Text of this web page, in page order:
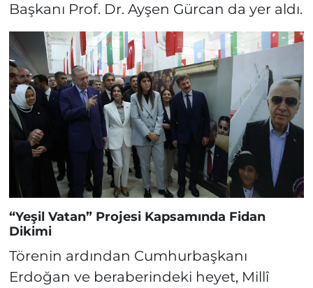
Başkanı Prof. Dr. Ayşen Gürcan da yer aldı.
“Yeşil Vatan” Projesi Kapsamında Fidan
Dikimi
Törenin ardından Cumhurbaşkanı
Erdoğan ve beraberindeki heyet, Millî